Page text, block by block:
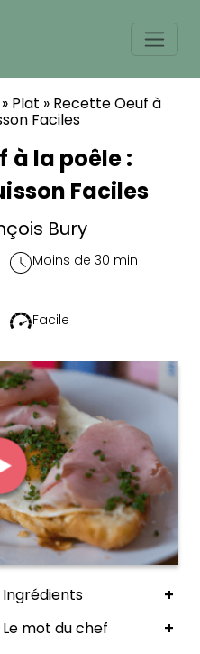
» Plat » Recette Oeuf à
Faciles
à la poêle :
Faciles
Bury
Moins de 30 min
Facile
Ingrédients +
Le mot du chef +